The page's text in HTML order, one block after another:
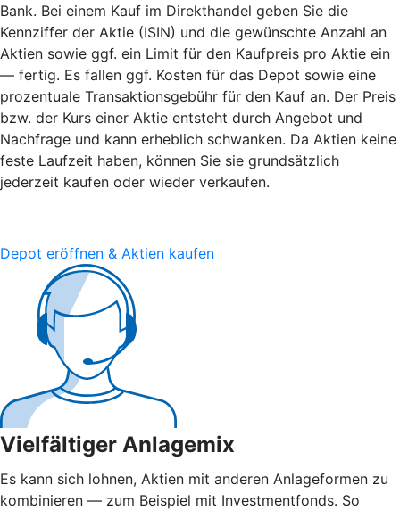
Bank. Bei einem Kauf im Direkthandel geben Sie die
Kennziffer der Aktie (ISIN) und die gewünschte Anzahl an
Aktien sowie ggf. ein Limit für den Kaufpreis pro Aktie ein
— fertig. Es fallen ggf. Kosten für das Depot sowie eine
prozentuale Transaktionsgebühr für den Kauf an. Der Preis
bzw. der Kurs einer Aktie entsteht durch Angebot und
Nachfrage und kann erheblich schwanken. Da Aktien keine
feste Laufzeit haben, können Sie sie grundsätzlich
jederzeit kaufen oder wieder verkaufen.
Depot eröffnen & Aktien kaufen
Vielfältiger Anlagemix
Es kann sich lohnen, Aktien mit anderen Anlageformen zu
kombinieren — zum Beispiel mit Investmentfonds. So